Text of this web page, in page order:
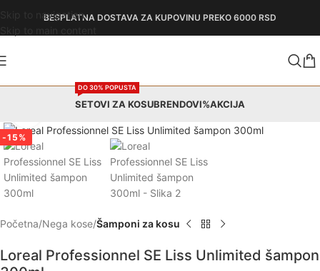
Skip to navigationBESPLATNA DOSTAVA ZA KUPOVINU PREKO 6000 RSD
SETOVI ZA KOSU
DO 30% POPUSTA
BRENDOVI%AKCIJA
-15%
Početna Nega kose Šamponi za kosu
Loreal Professionnel SE Liss Unlimited šampon